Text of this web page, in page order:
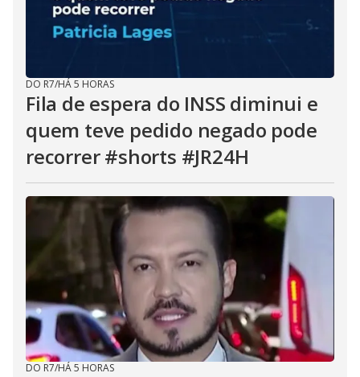
DO R7/HÁ 5 HORAS
Fila de espera do INSS diminui e
quem teve pedido negado pode
recorrer #shorts #JR24H
DO R7/HÁ 5 HORAS